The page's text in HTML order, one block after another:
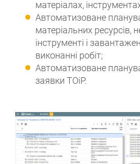
матеріалах,
Автоматизоване
матеріальних ресурсів,
інструменті і
виконанні робіт;
Автоматизоване
заявки ТОіР.